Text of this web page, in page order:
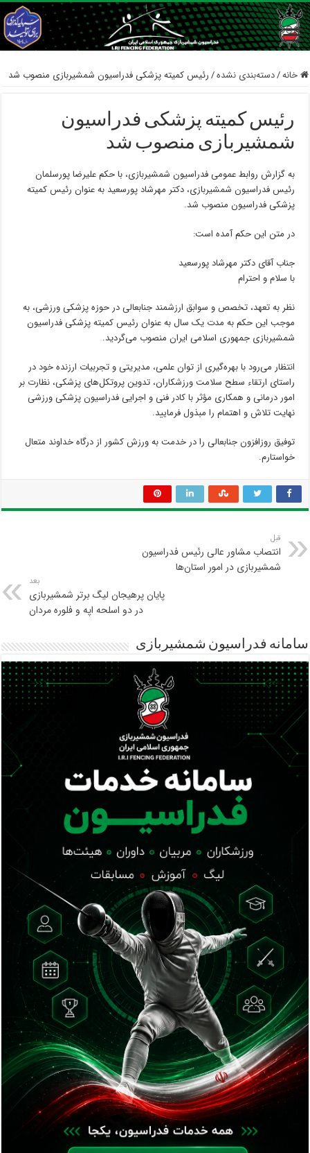
خانه/دسته‌بندی نشده/رئیس کمیته پزشکی فدراسیون شمشیربازی منصوب شد
رئیس کمیته پزشکی فدراسیون
شمشیربازی منصوب شد
به گزارش روابط عمومی فدراسیون شمشیربازی، با حکم علیرضا پورسلمان
رئیس فدراسیون شمشیربازی، دکتر مهرشاد پورسعید به عنوان رئیس کمیته
پزشکی فدراسیون منصوب شد.
در متن این حکم آمده است:
جناب آقای دکتر مهرشاد پورسعید
با سلام و احترام
نظر به تعهد، تخصص و سوابق ارزشمند جنابعالی در حوزه پزشکی ورزشی، به
موجب این حکم به مدت یک سال به عنوان رئیس کمیته پزشکی فدراسیون
شمشیربازی جمهوری اسلامی ایران منصوب می‌گردید.
انتظار می‌رود با بهره‌گیری از توان علمی، مدیریتی و تجربیات ارزنده خود در
راستای ارتقاء سطح سلامت ورزشکاران، تدوین پروتکل‌های پزشکی، نظارت بر
امور درمانی و همکاری مؤثر با کادر فنی و اجرایی فدراسیون پزشکی ورزشی
نهایت تلاش و اهتمام را مبذول فرمایید.
توفیق روزافزون جنابعالی را در خدمت به ورزش کشور از درگاه خداوند متعال
خواستارم.
قبل
انتصاب مشاور عالی رئیس فدراسیون
شمشیربازی در امور استان‌ها
بعد
پایان پرهیجان لیگ برتر شمشیربازی
در دو اسلحه اپه و فلوره مردان
سامانه فدراسیون شمشیربازی